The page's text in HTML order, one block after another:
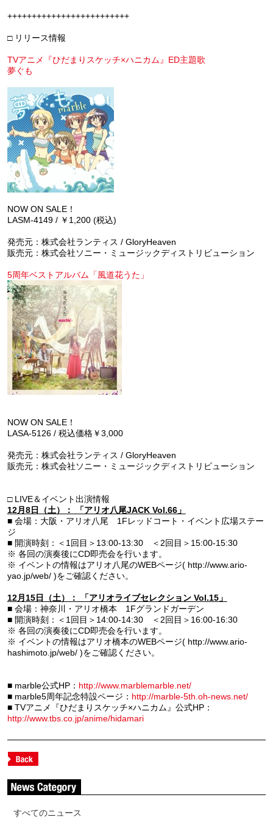
+++++++++++++++++++++++++
□ リリース情報
TVアニメ『ひだまりスケッチ×ハニカム』ED主題歌
夢ぐも
NOW ON SALE！
LASM-4149 / ￥1,200 (税込)
発売元：株式会社ランティス / GloryHeaven
販売元：株式会社ソニー・ミュージックディストリビューション
5周年ベストアルバム「風道花うた」
NOW ON SALE！
LASA-5126 / 税込価格￥3,000
発売元：株式会社ランティス / GloryHeaven
販売元：株式会社ソニー・ミュージックディストリビューション
□ LIVE＆イベント出演情報
12月8日（土）： 「アリオ八尾JACK Vol.66」
■ 会場：大阪・アリオ八尾 1Fレッドコート・イベント広場ステー
ジ
■ 開演時刻：＜1回目＞13:00-13:30 ＜2回目＞15:00-15:30
※ 各回の演奏後にCD即売会を行います。
※ イベントの情報はアリオ八尾のWEBページ( http://www.ario-
yao.jp/web/ )をご確認ください。
12月15日（土）： 「アリオライブセレクション Vol.15」
■ 会場：神奈川・アリオ橋本 1Fグランドガーデン
■ 開演時刻：＜1回目＞14:00-14:30 ＜2回目＞16:00-16:30
※ 各回の演奏後にCD即売会を行います。
※ イベントの情報はアリオ橋本のWEBページ( http://www.ario-
hashimoto.jp/web/ )をご確認ください。
■ marble公式HP： http://www.marblemarble.net/
■ marble5周年記念特設ページ： http://marble-5th.oh-news.net/
■ TVアニメ『ひだまりスケッチ×ハニカム』公式HP：
http://www.tbs.co.jp/anime/hidamari
すべてのニュース